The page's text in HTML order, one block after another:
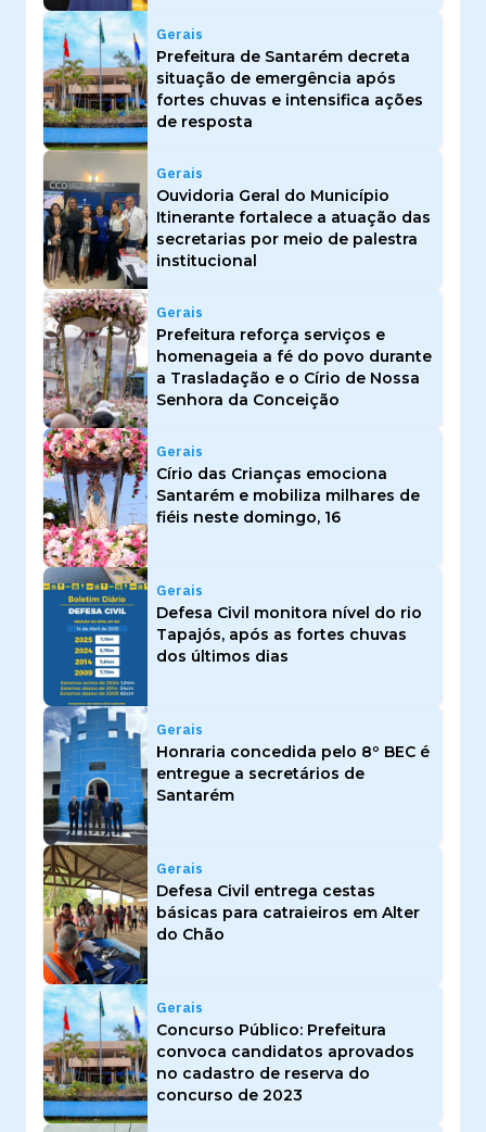
Gerais
Prefeitura de Santarém decreta
situação de emergência após
fortes chuvas e intensifica ações
de resposta
Gerais
Ouvidoria Geral do Município
Itinerante fortalece a atuação das
secretarias por meio de palestra
institucional
Gerais
Prefeitura reforça serviços e
homenageia a fé do povo durante
a Trasladação e o Círio de Nossa
Senhora da Conceição
Gerais
Círio das Crianças emociona
Santarém e mobiliza milhares de
fiéis neste domingo, 16
Gerais
Defesa Civil monitora nível do rio
Tapajós, após as fortes chuvas
dos últimos dias
Gerais
Honraria concedida pelo 8º BEC é
entregue a secretários de
Santarém
Gerais
Defesa Civil entrega cestas
básicas para catraieiros em Alter
do Chão
Gerais
Concurso Público: Prefeitura
convoca candidatos aprovados
no cadastro de reserva do
concurso de 2023